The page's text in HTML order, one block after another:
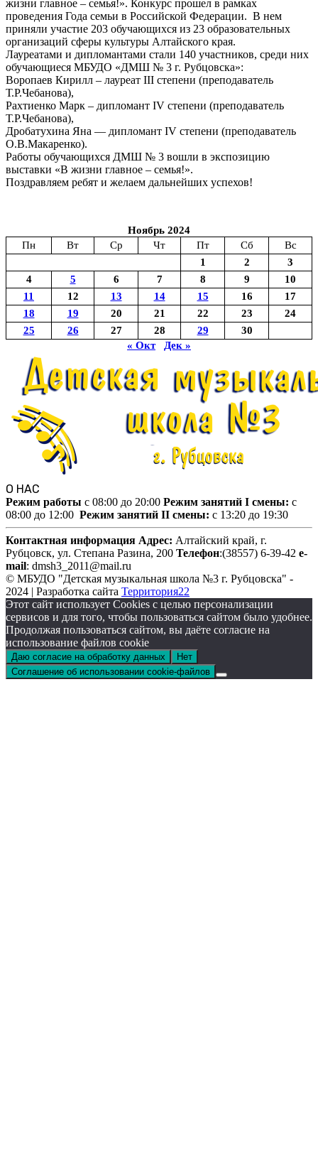
жизни главное – семья!». Конкурс прошел в рамках
проведения Года семьи в Российской Федерации. В нем
приняли участие 203 обучающихся из 23 образовательных
организаций сферы культуры Алтайского края.
Лауреатами и дипломантами стали 140 участников, среди них
обучающиеся МБУДО «ДМШ № 3 г. Рубцовска»:
Воропаев Кирилл – лауреат III степени (преподаватель
Т.Р.Чебанова),
Рахтиенко Марк – дипломант IV степени (преподаватель
Т.Р.Чебанова),
Дробатухина Яна — дипломант IV степени (преподаватель
О.В.Макаренко).
Работы обучающихся ДМШ № 3 вошли в экспозицию
выставки «В жизни главное – семья!».
Поздравляем ребят и желаем дальнейших успехов!
Ноябрь 2024
Пн
Вт Ср Чт Пт Сб
Вс
1
2
3
4
5 6 7 8 9
10
11
12 13 14 15 16
17
18
19 20 21 22 23
24
25
26 27 28 29
30
« Окт
Дек »
О НАС
Режим работы c 08:00 до 20:00 Режим занятий I смены: c
08:00 до 12:00 Режим занятий II смены: c 13:20 до 19:30
Контактная информация Адрес: Алтайский край, г.
Рубцовск, ул. Степана Разина, 200 Телефон:(38557) 6-39-42 e-
mail: dmsh3_2011@mail.ru
© МБУДО "Детская музыкальная школа №3 г. Рубцовска" -
2024 | Разработка сайта Территория22
Этот сайт использует Cookies с целью персонализации
сервисов и для того, чтобы пользоваться сайтом было удобнее.
Продолжая пользоваться сайтом, вы даёте согласие на
использование файлов cookie
Даю согласие на обработку данных
Нет
Соглашение об использовании cookie-файлов